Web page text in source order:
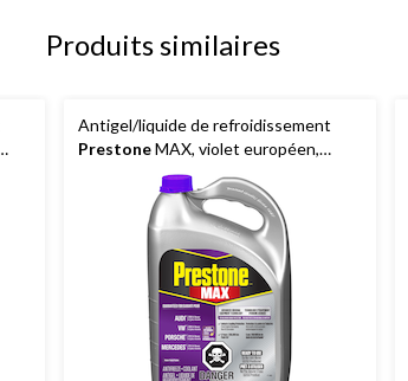
Produits similaires
Antigel/liquide de refroidissement
PrestoneMAX, violet européen,
50/50 prémélangé, 3,78 L